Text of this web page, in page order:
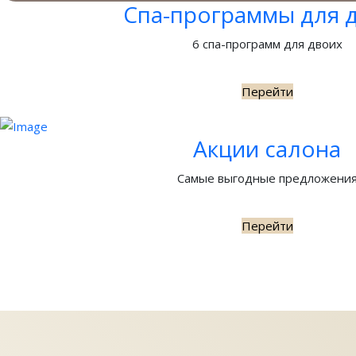
Спа-программы для
6 спа-программ для двоих
Перейти
Акции салона
Самые выгодные предложения
Перейти